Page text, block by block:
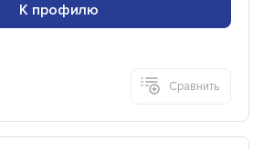
К профилю
Сравнить